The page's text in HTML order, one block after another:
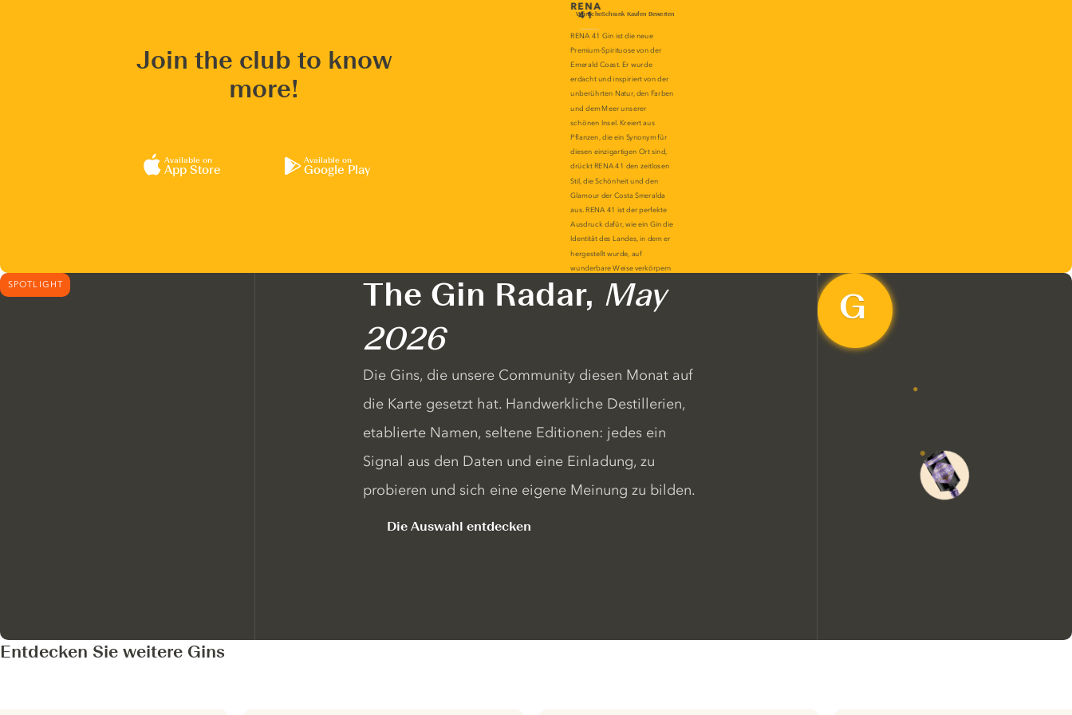
Join the club to know
more!
Available on
App Store
Available on
Google Play
SPOTLIGHT The Gin Radar, May
2026
Die Gins, die unsere Community diesen Monat auf
die Karte gesetzt hat. Handwerkliche Destillerien,
etablierte Namen, seltene Editionen: jedes ein
Signal aus den Daten und eine Einladung, zu
probieren und sich eine eigene Meinung zu bilden.
Die Auswahl entdecken
Entdecken Sie weitere Gins